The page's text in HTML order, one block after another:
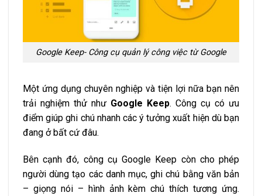
Google Keep- Công cụ quản lý công việc từ Google
Một ứng dụng chuyên nghiệp và tiện lợi nữa bạn nên
trải nghiệm thử như Google Keep. Công cụ có ưu
điểm giúp ghi chú nhanh các ý tưởng xuất hiện dù bạn
đang ở bất cứ đâu.
Bên cạnh đó, công cụ Google Keep còn cho phép
người dùng tạo các danh mục, ghi chú bằng văn bản
– giọng nói – hình ảnh kèm chú thích tương ứng.